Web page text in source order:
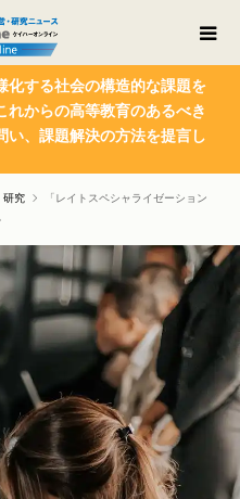
化する社会の構造的な課題を
れからの高等教育のあるべき
い、課題解決の方法を提言し
研究
「レイトスペシャライゼーション